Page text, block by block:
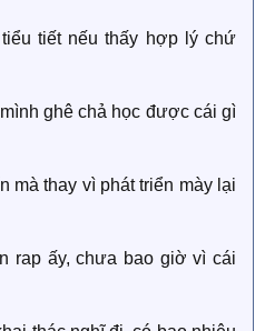
tiết nếu thấy hợp lý chứ
ghê chả học được cái gì
mà thay vì phát triển mày lại
rap ấy, chưa bao giờ vì cái